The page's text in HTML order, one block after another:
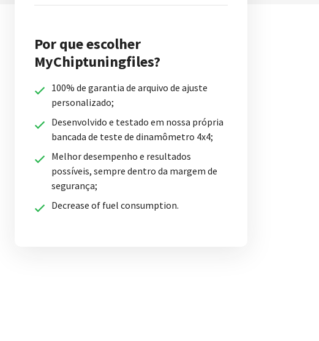
Por que escolher
MyChiptuningfiles?
100% de garantia de arquivo de ajuste
personalizado;
Desenvolvido e testado em nossa própria
bancada de teste de dinamômetro 4x4;
Melhor desempenho e resultados
possíveis, sempre dentro da margem de
segurança;
Decrease of fuel consumption.